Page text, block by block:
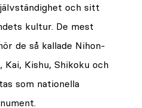
och sitt
kultur. De mest
de så kallade Nihon-
Kai, Kishu, Shikoku och
som nationella